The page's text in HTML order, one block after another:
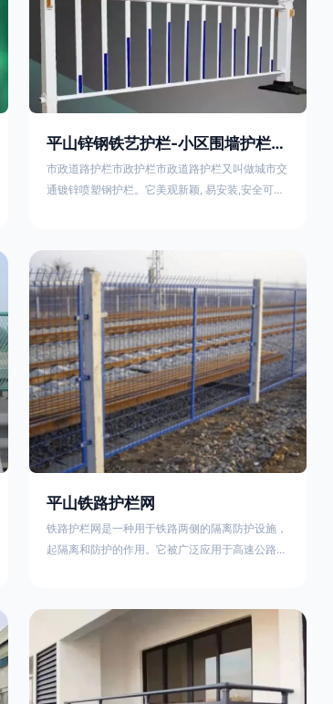
平山锌钢铁艺护栏-小区围墙护栏- 2025年17631598285新报价
市政道路护栏市政护栏市政道路护栏又叫做城市交
通镀锌喷塑钢护栏。它美观新颖, 易安装,安全可靠,
口等的隔离。主导产品：太阳能防眩光护栏，镀锌
钢质隔离栏，市政道路隔离护栏，人行道路护栏，
机动与非机动隔离护栏、道路中心隔离护栏、带广
告牌道路隔离护栏、河道安全护栏、草坪花坛护栏
等市政道路隔离护栏规格齐全、品种多，可以任
平山铁路护栏网
铁路护栏网是一种用于铁路两侧的隔离防护设施，
起隔离和防护的作用。它被广泛应用于高速公路、
量在于原材料及加工过程，它的外观质量取决于施
工过程，施工中要重视施工准备和打桩机的组合，
不断总结经验，加强施工管理，是安装质量得以保
证。铁路护栏网是一种用于铁路两侧的隔离防护设
施，它的主要作用是防止车辆和人员越过护栏造成